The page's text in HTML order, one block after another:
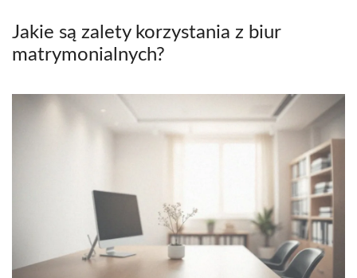
Jakie są zalety korzystania z biur
matrymonialnych?